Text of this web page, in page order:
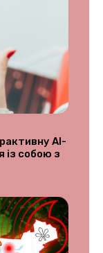
AI-
із собою з